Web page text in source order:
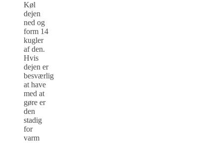
Køl
dejen
ned og
form 14
kugler
af den.
Hvis
dejen er
besværlig
at have
med at
gøre er
den
stadig
for
varm